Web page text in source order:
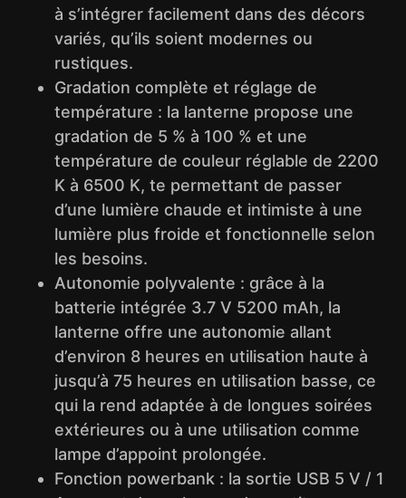
à s’intégrer facilement dans des décors
variés, qu’ils soient modernes ou
rustiques.
Gradation complète et réglage de
température : la lanterne propose une
gradation de 5 % à 100 % et une
température de couleur réglable de 2200
K à 6500 K, te permettant de passer
d’une lumière chaude et intimiste à une
lumière plus froide et fonctionnelle selon
les besoins.
Autonomie polyvalente : grâce à la
batterie intégrée 3.7 V 5200 mAh, la
lanterne offre une autonomie allant
d’environ 8 heures en utilisation haute à
jusqu’à 75 heures en utilisation basse, ce
qui la rend adaptée à de longues soirées
extérieures ou à une utilisation comme
lampe d’appoint prolongée.
Fonction powerbank : la sortie USB 5 V / 1